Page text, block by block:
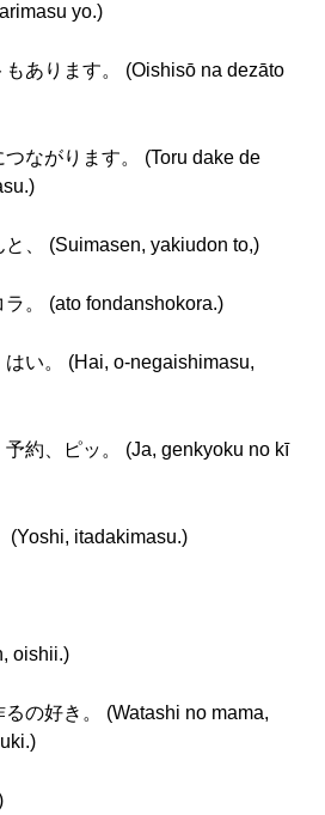
yo.)
あります。 (Oishisō na dezāto
ながります。 (Toru dake de
、 (Suimasen, yakiudon to,)
。 (ato fondanshokora.)
い。 (Hai, o-negaishimasu,
約、ピッ。 (Ja, genkyoku no kī
(Yoshi, itadakimasu.)
oishii.)
の好き。 (Watashi no mama,